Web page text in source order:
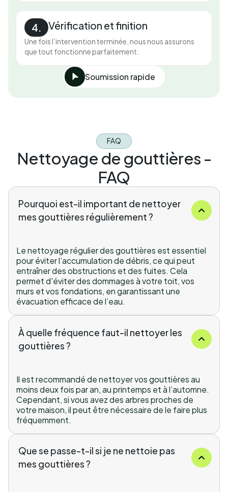
4. Vérification et finition
Une fois l’intervention terminée, nous nous assurons
que tout fonctionne parfaitement.
Soumission rapide
FAQ
Nettoyage de gouttières -
FAQ
Pourquoi est-il important de nettoyer
mes gouttières régulièrement ?
Le nettoyage régulier des gouttières est essentiel
pour éviter l’accumulation de débris, ce qui peut
entraîner des obstructions et des fuites. Cela
permet d'éviter des dommages à votre toit, vos
murs et vos fondations, en garantissant une
évacuation efficace de l’eau.
À quelle fréquence faut-il nettoyer les
gouttières ?
Il est recommandé de nettoyer vos gouttières au
moins deux fois par an, au printemps et à l’automne.
Cependant, si vous avez des arbres proches de
votre maison, il peut être nécessaire de le faire plus
fréquemment.
Que se passe-t-il si je ne nettoie pas
mes gouttières ?